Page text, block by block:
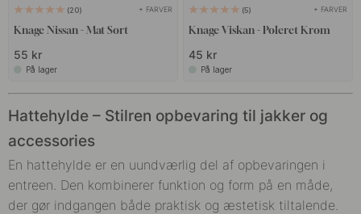
20 + FARVER
Knage Nissan - Mat Sort
55 kr
På lager
5 + FARVER
Knage Viskan - Poleret Krom
45 kr
På lager
Hattehylde – Stilren opbevaring til jakker og
accessories
En hattehylde er en uundværlig del af opbevaringen i
entreen. Den kombinerer funktion og form på en måde,
der gør indgangen både praktisk og æstetisk tiltalende.